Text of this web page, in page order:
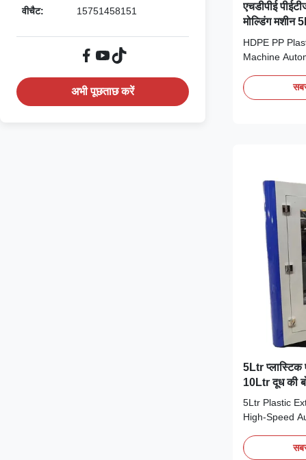
वीचैट: 15751458151
अभी पूछताछ करें
एचडीपीई
मोल्डिंग मशीन
HDPE PP
Machine
pure water
motor and
5Ltr प्लास्टिक
10Ltr दूध की
5Ltr Plastic
High-Speed
Jerrycan